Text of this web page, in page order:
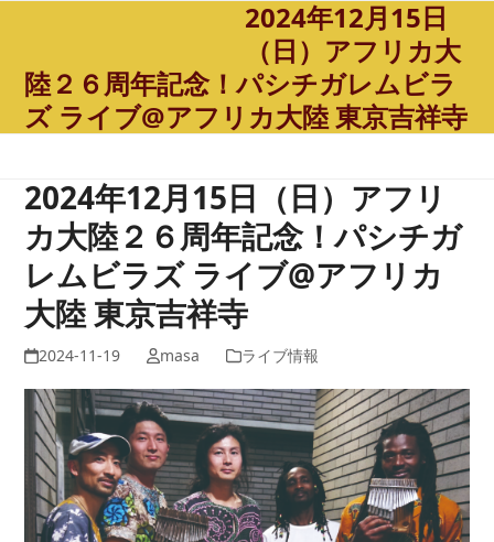
content
menu
menu
2024年12月15日
（日）アフリカ大
陸２６周年記念！パシチガレムビラ
ズ ライブ@アフリカ大陸 東京吉祥寺
2024年12月15日（日）アフリ
カ大陸２６周年記念！パシチガ
レムビラズ ライブ@アフリカ
大陸 東京吉祥寺
2024-11-19 masa ライブ情報